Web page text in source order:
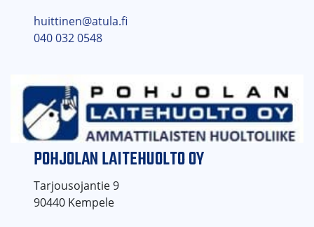
huittinen@atula.fi
040 032 0548
POHJOLAN LAITEHUOLTO OY
Tarjousojantie 9
90440 Kempele